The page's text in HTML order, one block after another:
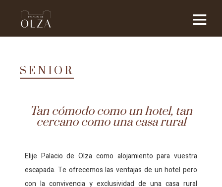
SENIOR
Tan cómodo como un hotel, tan
cercano como una casa rural
Elije Palacio de Olza como alojamiento para vuestra
escapada. Te ofrecemos las ventajas de un hotel pero
con la convivencia y exclusividad de una casa rural